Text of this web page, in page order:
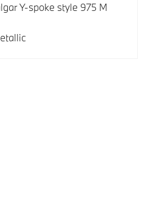
Y-spoke style 975 M